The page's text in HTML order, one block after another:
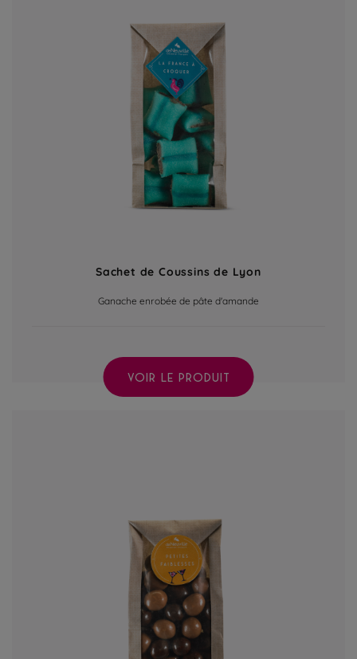
Sachet de Coussins de Lyon
Ganache enrobée de pâte d'amande
VOIR LE PRODUIT